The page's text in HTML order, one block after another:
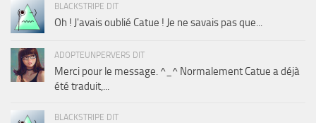
BLACKSTRIPE DIT
Oh ! J'avais oublié Catue ! Je ne savais pas que...
ADOPTEUNPERVERS DIT
Merci pour le message. ^_^ Normalement Catue a déjà
été traduit,...
BLACKSTRIPE DIT